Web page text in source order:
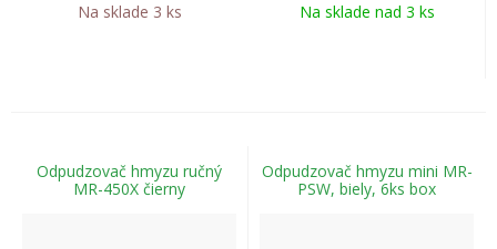
Na sklade 3 ks Na sklade nad 3 ks
Odpudzovač hmyzu ručný
MR-450X čierny
Odpudzovač hmyzu mini MR-
PSW, biely, 6ks box